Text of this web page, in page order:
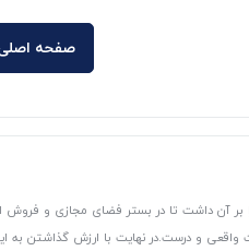
صفحه
بر آن داشت تا در بستر فضای مجازی و
واقعی و درست.در نهایت با ارزش گذاشتن